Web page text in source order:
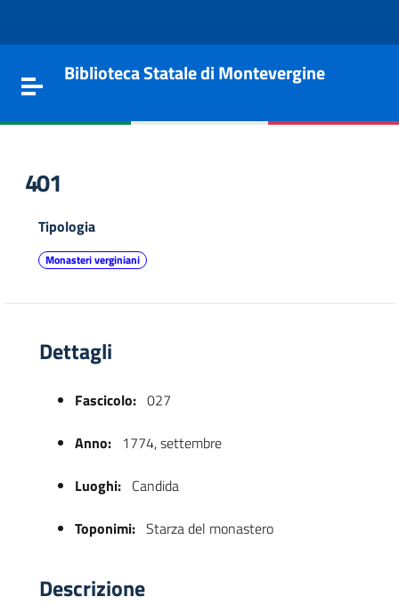
Toggle navigation
Biblioteca Statale di Montevergine
401
Tipologia
Monasteri verginiani
Dettagli
Fascicolo: 027
Anno: 1774, settembre
Luoghi: Candida
Toponimi: Starza del monastero
Descrizione